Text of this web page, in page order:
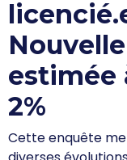
estimée
2%
Cette enquête